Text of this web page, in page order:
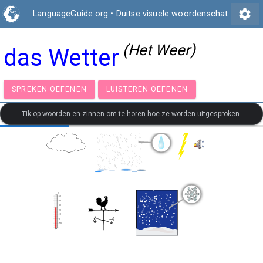
LanguageGuide.org • Duitse visuele woordenschat settings
das Wetter (Het Weer)
SPREKEN OEFENEN LUISTEREN OEFENEN
Tik op woorden en zinnen om te horen hoe ze worden uitgesproken.